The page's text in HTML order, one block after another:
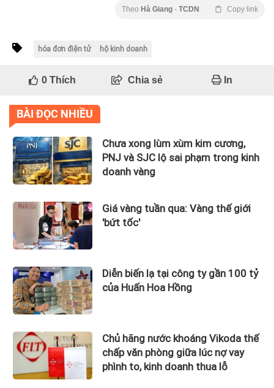
Theo Hà Giang - TCDN Copy link
hóa đơn điện tử hộ kinh doanh
0Thích Chia sẻ In
BÀI ĐỌC NHIỀU
Chưa xong lùm xùm kim cương,
PNJ và SJC lộ sai phạm trong kinh
doanh vàng
Giá vàng tuần qua: Vàng thế giới
'bứt tốc'
Diễn biến lạ tại công ty gần 100 tỷ
của Huấn Hoa Hồng
Chủ hãng nước khoáng Vikoda thế
chấp văn phòng giữa lúc nợ vay
phình to, kinh doanh thua lỗ